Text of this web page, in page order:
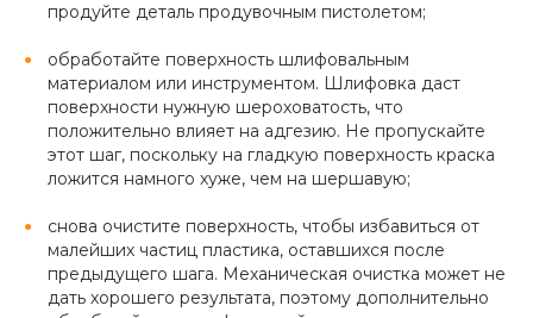
продуйте деталь продувочным пистолетом;
обработайте поверхность шлифовальным
материалом или инструментом. Шлифовка даст
поверхности нужную шероховатость, что
положительно влияет на адгезию. Не пропускайте
этот шаг, поскольку на гладкую поверхность краска
ложится намного хуже, чем на шершавую;
снова очистите поверхность, чтобы избавиться от
малейших частиц пластика, оставшихся после
предыдущего шага. Механическая очистка может не
дать хорошего результата, поэтому дополнительно